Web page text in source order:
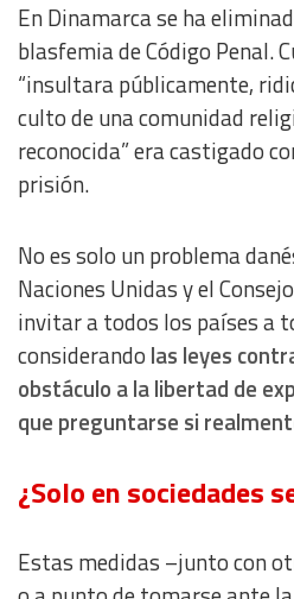
En Dinamarca se ha
blasfemia de Código Penal.
“insultara públicamente,
culto de una comunidad
reconocida” era castigado
prisión.
No es solo un problema
Naciones Unidas y el
invitar a todos los países a
considerando las leyes
obstáculo a la libertad de
que preguntarse si
¿Solo en sociedades
Estas medidas –junto con